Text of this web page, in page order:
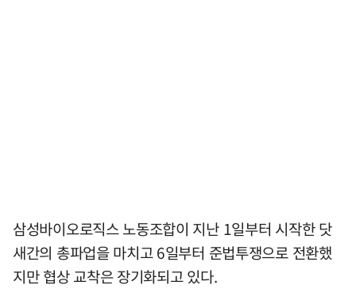
삼성바이오로직스 노동조합이 지난 1일부터 시작한 닷
새간의 총파업을 마치고 6일부터 준법투쟁으로 전환했
지만 협상 교착은 장기화되고 있다.